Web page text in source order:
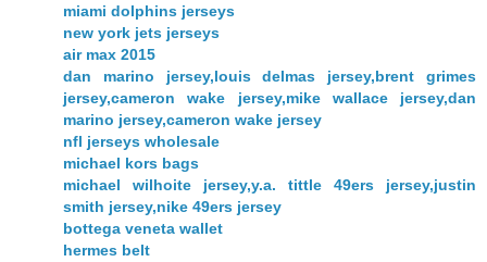
miami dolphins jerseys
new york jets jerseys
air max 2015
dan marino jersey,louis delmas jersey,brent grimes
jersey,cameron wake jersey,mike wallace jersey,dan
marino jersey,cameron wake jersey
nfl jerseys wholesale
michael kors bags
michael wilhoite jersey,y.a. tittle 49ers jersey,justin
smith jersey,nike 49ers jersey
bottega veneta wallet
hermes belt